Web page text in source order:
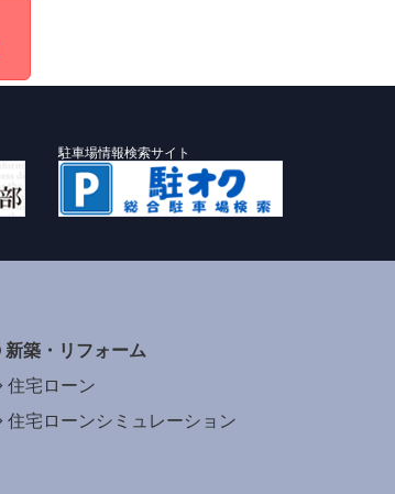
駐車場情報検索サイト
新築・リフォーム
住宅ローン
住宅ローンシミュレーション